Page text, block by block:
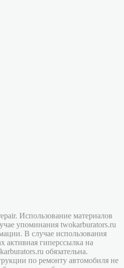
Использование материалов
упоминания twokarburators.ru
В случае использования
активная гиперссылка на
обязательна.
по ремонту автомобиля не